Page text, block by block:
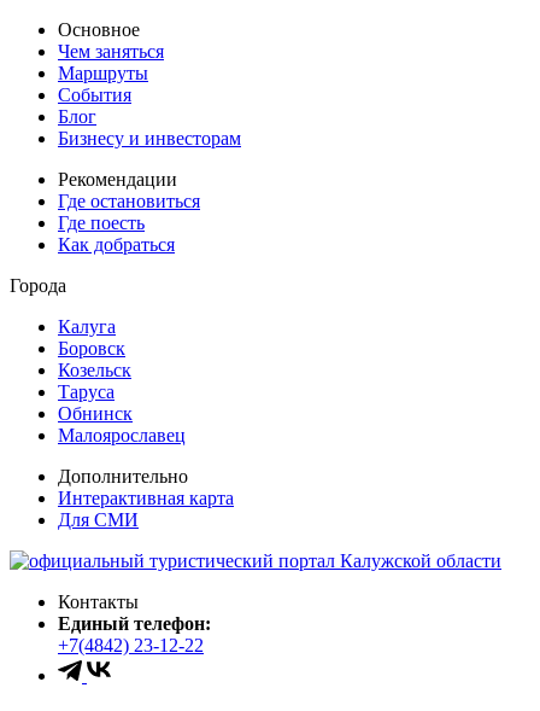
Основное
Чем заняться
Маршруты
События
Блог
Бизнесу и инвесторам
Рекомендации
Где остановиться
Где поесть
Как добраться
Города
Калуга
Боровск
Козельск
Таруса
Обнинск
Малоярославец
Дополнительно
Интерактивная карта
Для СМИ
Контакты
Единый телефон:
+7(4842) 23-12-22